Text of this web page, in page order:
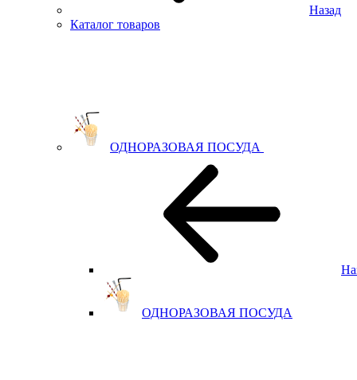
Назад
Каталог товаров
ОДНОРАЗОВАЯ ПОСУДА
ОДНОРАЗОВАЯ ПОСУДА